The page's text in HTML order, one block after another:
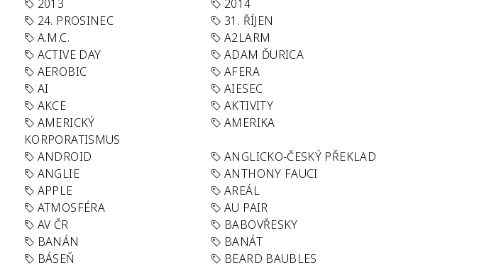
2013
2014
24. PROSINEC
31. ŘÍJEN
A.M.C.
A2LARM
ACTIVE DAY
ADAM ĎURICA
AEROBIC
AFERA
AI
AIESEC
AKCE
AKTIVITY
AMERICKÝ
KORPORATISMUS
AMERIKA
ANDROID
ANGLICKO-ČESKÝ PŘEKLAD
ANGLIE
ANTHONY FAUCI
APPLE
AREÁL
ATMOSFÉRA
AU PAIR
AV ČR
BABOVŘESKY
BANÁN
BANÁT
BÁSEŇ
BEARD BAUBLES